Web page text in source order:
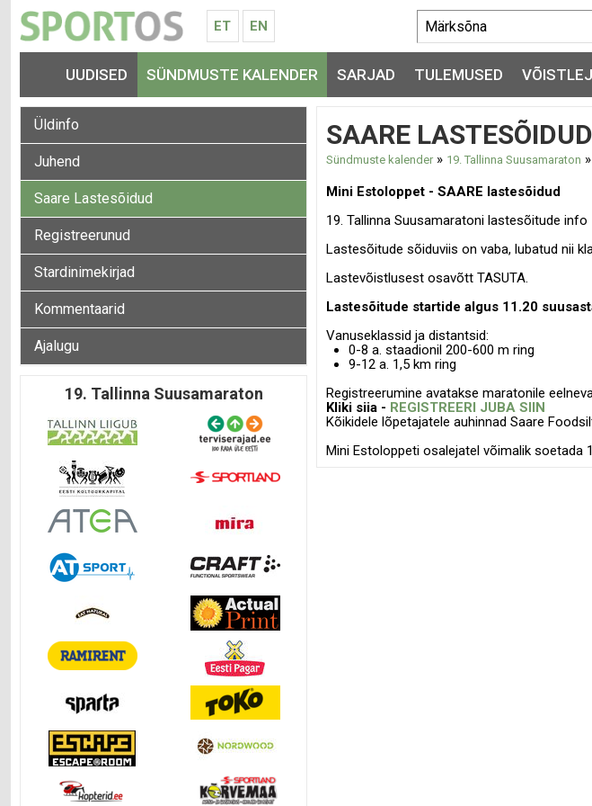
ET EN
UUDISED SÜNDMUSTE KALENDER SARJAD TULEMUSED
Üldinfo
Juhend
Saare Lastesõidud
Registreerunud
Stardinimekirjad
Kommentaarid
Ajalugu
19. Tallinna Suusamaraton
SAARE LASTESÕIDUD
Sündmuste kalender » 19. Tallinna Suusamaraton »
Mini Estoloppet - SAARE lastesõidud
19. Tallinna Suusamaratoni lastesõitude info
Lastesõitude sõiduviis on vaba, lubatud nii
Lastevõistlusest osavõtt TASUTA.
Lastesõitude startide algus 11.20
Vanuseklassid ja distantsid:
0-8 a. staadionil 200-600 m ring
9-12 a. 1,5 km ring
Registreerumine avatakse maratonile
Kliki siia - REGISTREERI JUBA SIIN
Kõikidele lõpetajatele auhinnad Saare
Mini Estoloppeti osalejatel võimalik soetada